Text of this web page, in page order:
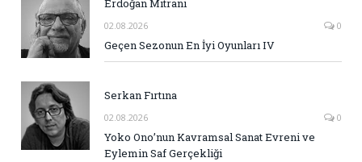
Erdoğan Mitrani
02.08.2026 0
Geçen Sezonun En İyi Oyunları IV
Serkan Fırtına
02.08.2026 0
Yoko Ono’nun Kavramsal Sanat Evreni ve
Eylemin Saf Gerçekliği